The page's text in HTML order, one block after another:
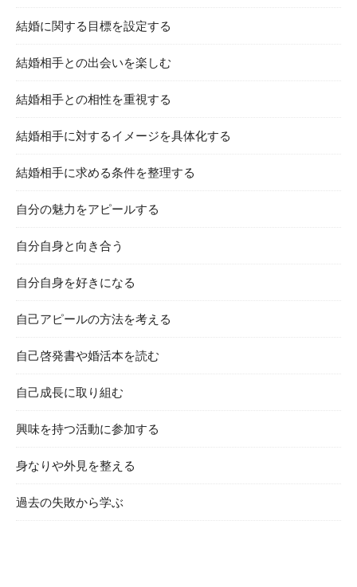
結婚に関する目標を設定する
結婚相手との出会いを楽しむ
結婚相手との相性を重視する
結婚相手に対するイメージを具体化する
結婚相手に求める条件を整理する
自分の魅力をアピールする
自分自身と向き合う
自分自身を好きになる
自己アピールの方法を考える
自己啓発書や婚活本を読む
自己成長に取り組む
興味を持つ活動に参加する
身なりや外見を整える
過去の失敗から学ぶ